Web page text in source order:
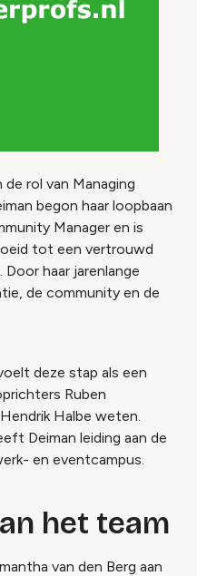
de rol van Managing
begon haar loopbaan
Manager en is
tot een vertrouwd
haar jarenlange
de community en de
deze stap als een
Ruben
Halbe weten.
Deiman leiding aan de
en eventcampus.
het team
van den Berg aan